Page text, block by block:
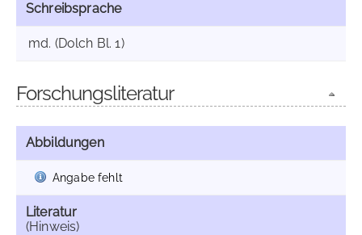
Schreibsprache
md. (Dolch Bl. 1)
Forschungsliteratur
Abbildungen
Angabe fehlt
Literatur
(Hinweis)